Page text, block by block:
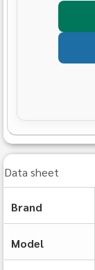
Data sheet
Brand
Model